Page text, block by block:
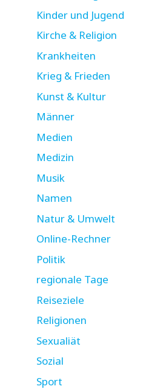
Kinder und Jugend
Kirche & Religion
Krankheiten
Krieg & Frieden
Kunst & Kultur
Männer
Medien
Medizin
Musik
Namen
Natur & Umwelt
Online-Rechner
Politik
regionale Tage
Reiseziele
Religionen
Sexualiät
Sozial
Sport